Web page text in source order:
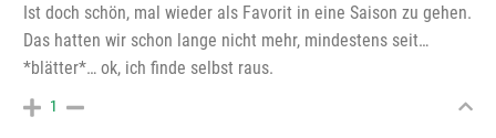
Ist doch schön, mal wieder als Favorit in eine Saison zu gehen.
Das hatten wir schon lange nicht mehr, mindestens seit…
*blätter*… ok, ich finde selbst raus.
1